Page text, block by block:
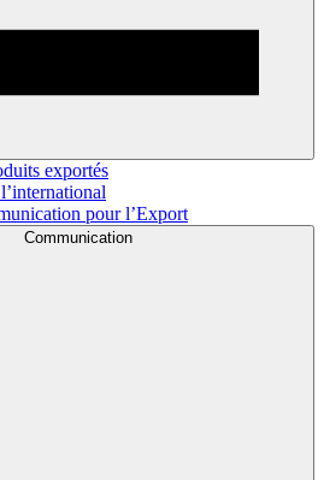
exportés
pour l’Export
Communication